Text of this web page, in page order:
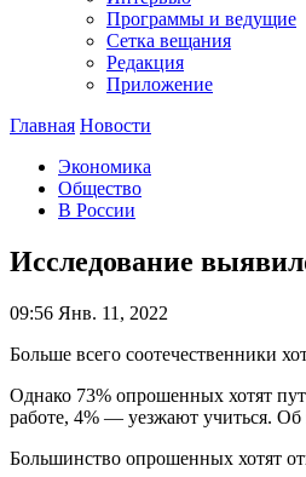
Программы и ведущие
Сетка вещания
Редакция
Приложение
Главная Новости
Экономика
Общество
В России
Исследование
09:56 Янв. 11, 2022
Больше всего соотечественники
Однако 73% опрошенных хотят
работе, 4% — уезжают учиться. Об
Большинство опрошенных хотят